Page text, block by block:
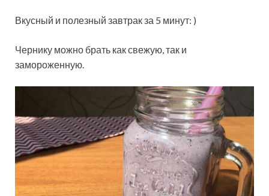
Вкусный и полезный завтрак за 5 минут: )
Чернику можно брать как свежую, так и
замороженную.